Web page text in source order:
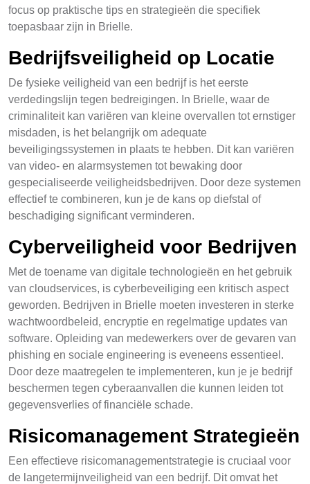
focus op praktische tips en strategieën die specifiek
toepasbaar zijn in Brielle.
Bedrijfsveiligheid op Locatie
De fysieke veiligheid van een bedrijf is het eerste
verdedingslijn tegen bedreigingen. In Brielle, waar de
criminaliteit kan variëren van kleine overvallen tot ernstiger
misdaden, is het belangrijk om adequate
beveiligingssystemen in plaats te hebben. Dit kan variëren
van video- en alarmsystemen tot bewaking door
gespecialiseerde veiligheidsbedrijven. Door deze systemen
effectief te combineren, kun je de kans op diefstal of
beschadiging significant verminderen.
Cyberveiligheid voor Bedrijven
Met de toename van digitale technologieën en het gebruik
van cloudservices, is cyberbeveiliging een kritisch aspect
geworden. Bedrijven in Brielle moeten investeren in sterke
wachtwoordbeleid, encryptie en regelmatige updates van
software. Opleiding van medewerkers over de gevaren van
phishing en sociale engineering is eveneens essentieel.
Door deze maatregelen te implementeren, kun je je bedrijf
beschermen tegen cyberaanvallen die kunnen leiden tot
gegevensverlies of financiële schade.
Risicomanagement Strategieën
Een effectieve risicomanagementstrategie is cruciaal voor
de langetermijnveiligheid van een bedrijf. Dit omvat het